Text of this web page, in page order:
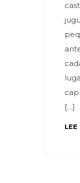
[…]
LEE